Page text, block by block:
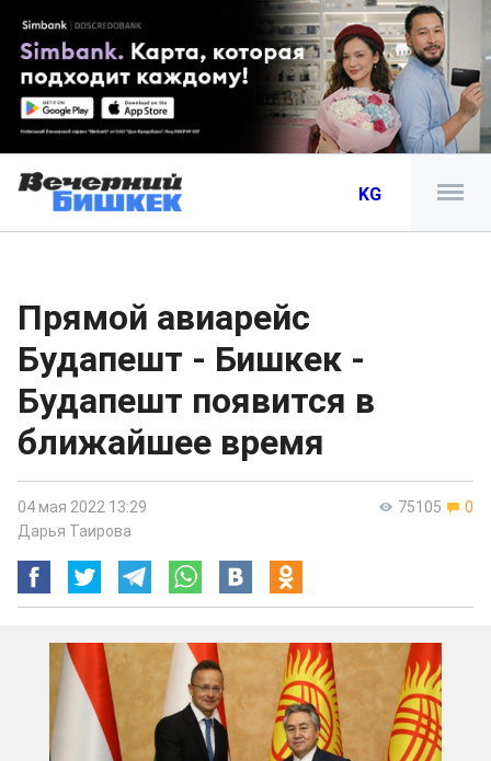
KG
Прямой авиарейс
Будапешт - Бишкек -
Будапешт появится в
ближайшее время
75105 0
04 мая 2022 13:29
Дарья Таирова